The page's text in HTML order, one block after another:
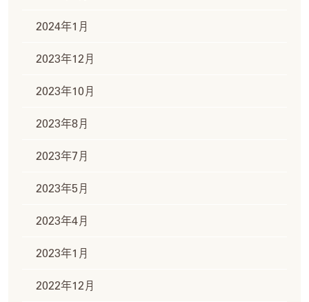
2024年1月
2023年12月
2023年10月
2023年8月
2023年7月
2023年5月
2023年4月
2023年1月
2022年12月